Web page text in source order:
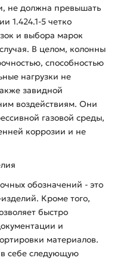
не должна превышать
1.424.1-5 четко
и выбора марок
В целом, колонны
способностью
нагрузки не
завидной
воздействиям. Они
газовой среды,
коррозии и не
обозначений - это
Кроме того,
быстро
и
материалов.
себе следующую